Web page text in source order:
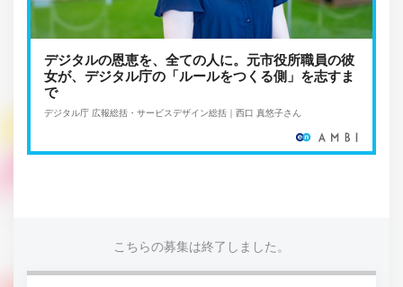
デジタルの恩恵を、全ての人に。元市役所職員の彼
女が、デジタル庁の「ルールをつくる側」を志すま
で
デジタル庁 広報総括・サービスデザイン総括｜西口 真悠子さん
こちらの募集は終了しました。